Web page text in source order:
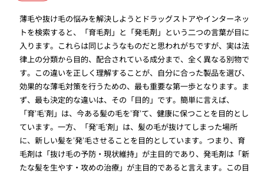
薄毛や抜け毛の悩みを解決しようとドラッグストアやインターネッ
トを検索すると、「育毛剤」と「発毛剤」という二つの言葉が目に
入ります。これらは同じようなものだと思われがちですが、実は法
律上の分類から目的、配合されている成分まで、全く異なる別物で
す。この違いを正しく理解することが、自分に合った製品を選び、
効果的な薄毛対策を行うための、最も重要な第一歩となります。ま
ず、最も決定的な違いは、その「目的」です。簡単に言えば、
「育’毛’剤」は、今ある髪の毛を’育’て、健康に保つことを目的とし
ています。一方、「発’毛’剤」は、髪の毛が抜けてしまった場所
に、新しい髪を’発’毛させることを目的としています。つまり、育
毛剤は「抜け毛の予防・現状維持」が主目的であり、発毛剤は「新
たな髪を生やす・攻めの治療」が主目的であると言えます。この目